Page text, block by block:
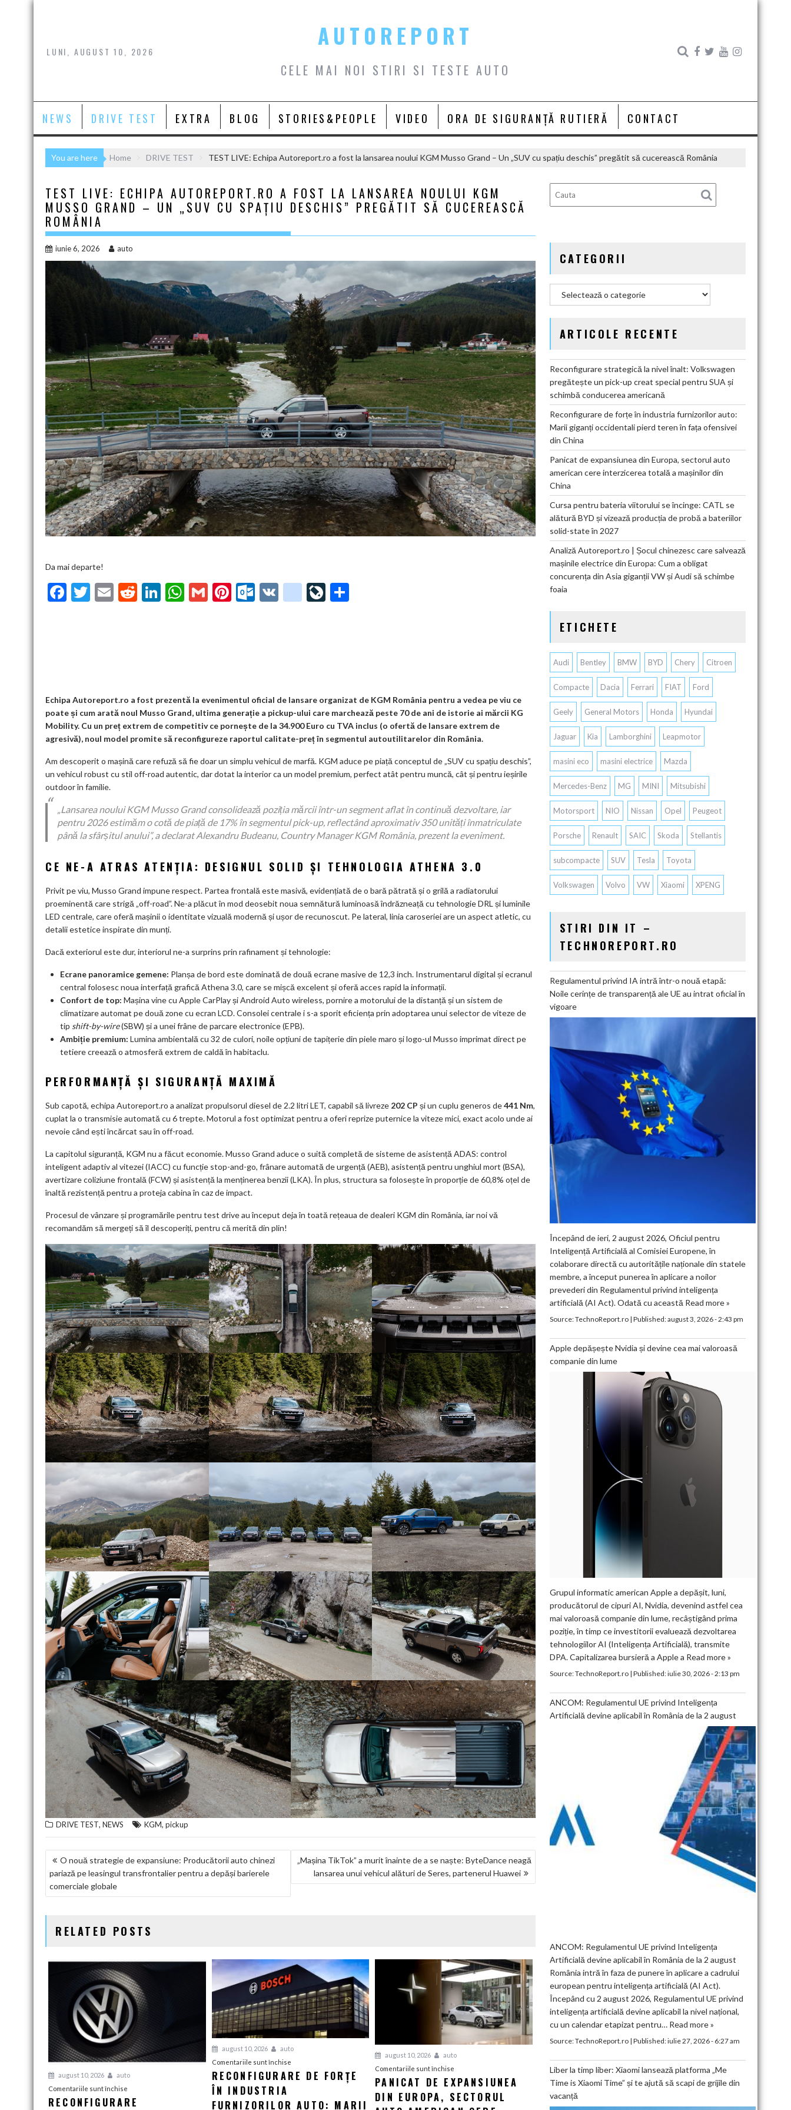
Skip
LUNI, AUGUST 10, 2026
AUTOREPORT
CELE MAI NOI STIRI SI TESTE AUTO
NEWS DRIVE TEST EXTRA BLOG STORIES&PEOPLE VIDEO ORA DE SIGURANȚĂ RUTIERĂ CONTACT
You are here Home DRIVE TEST TEST LIVE: Echipa Autoreport.ro a fost la lansarea noului KGM Musso Grand – Un „SUV cu spațiu deschis” pregătit să cucerească România
TEST LIVE: ECHIPA AUTOREPORT.RO A FOST LA LANSAREA NOULUI KGM
MUSSO GRAND – UN „SUV CU SPAȚIU DESCHIS” PREGĂTIT SĂ CUCEREASCĂ
ROMÂNIA
iunie 6, 2026 auto
Da mai departe!
F
k
T
E
R
Li W
p
G
Pi O
m
g
o
o
k
m
ar
ks
Li
Echipa Autoreport.ro a fost prezentă la evenimentul oficial de lansare organizat de KGM România pentru a vedea pe viu ce
poate și cum arată noul Musso Grand, ultima generație a pickup-ului care marchează peste 70 de ani de istorie ai mărcii KG
Mobility. Cu un preț extrem de competitiv ce pornește de la 34.900 Euro cu TVA inclus (o ofertă de lansare extrem de
agresivă), noul model promite să reconfigureze raportul calitate-preț în segmentul autoutilitarelor din România.
Am descoperit o mașină care refuză să fie doar un simplu vehicul de marfă. KGM aduce pe piață conceptul de „SUV cu spațiu deschis”,
un vehicul robust cu stil off-road autentic, dar dotat la interior ca un model premium, perfect atât pentru muncă, cât și pentru ieșirile
outdoor în familie.
„Lansarea noului KGM Musso Grand consolidează poziția mărcii într-un segment aflat în continuă dezvoltare, iar
pentru 2026 estimăm o cotă de piață de 17% în segmentul pick-up, reflectând aproximativ 350 unități înmatriculate
până la sfârșitul anului”, a declarat Alexandru Budeanu, Country Manager KGM România, prezent la eveniment.
CE NE-A ATRAS ATENȚIA: DESIGNUL SOLID ȘI TEHNOLOGIA ATHENA 3.0
Privit pe viu, Musso Grand impune respect. Partea frontală este masivă, evidențiată de o bară pătrată și o grilă a radiatorului
proeminentă care strigă „off-road”. Ne-a plăcut în mod deosebit noua semnătură luminoasă îndrăzneață cu tehnologie DRL și luminile
LED centrale, care oferă mașinii o identitate vizuală modernă și ușor de recunoscut. Pe lateral, linia caroseriei are un aspect atletic, cu
detalii estetice inspirate din munți.
Dacă exteriorul este dur, interiorul ne-a surprins prin rafinament și tehnologie:
Ecrane panoramice gemene: Planșa de bord este dominată de două ecrane masive de 12,3 inch. Instrumentarul digital și ecranul
central folosesc noua interfață grafică Athena 3.0, care se mișcă excelent și oferă acces rapid la informații.
Confort de top: Mașina vine cu Apple CarPlay și Android Auto wireless, pornire a motorului de la distanță și un sistem de
climatizare automat pe două zone cu ecran LCD. Consolei centrale i s-a sporit eficiența prin adoptarea unui selector de viteze de
tip shift-by-wire(SBW) și a unei frâne de parcare electronice (EPB).
Ambiție premium: Lumina ambientală cu 32 de culori, noile opțiuni de tapițerie din piele maro și logo-ul Musso imprimat direct pe
tetiere creează o atmosferă extrem de caldă în habitaclu.
PERFORMANȚĂ ȘI SIGURANȚĂ MAXIMĂ
Sub capotă, echipa Autoreport.ro a analizat propulsorul diesel de 2.2 litri LET, capabil să livreze 202 CP și un cuplu generos de441 Nm,
cuplat la o transmisie automată cu 6 trepte. Motorul a fost optimizat pentru a oferi reprize puternice la viteze mici, exact acolo unde ai
nevoie când ești încărcat sau în off-road.
La capitolul siguranță, KGM nu a făcut economie. Musso Grand aduce o suită completă de sisteme de asistență ADAS: control
inteligent adaptiv al vitezei (IACC) cu funcție stop-and-go, frânare automată de urgență (AEB), asistență pentru unghiul mort (BSA),
avertizare coliziune frontală (FCW) și asistență la menținerea benzii (LKA). În plus, structura sa folosește în proporție de 60,8% oțel de
înaltă rezistență pentru a proteja cabina în caz de impact.
Procesul de vânzare și programările pentru test drive au început deja în toată rețeaua de dealeri KGM din România, iar noi vă
recomandăm să mergeți să îl descoperiți, pentru că merită din plin!
DRIVE TEST, NEWS KGM, pickup
NAVIGARE
ÎN
ARTICOLE
O nouă strategie de expansiune: Producătorii auto chinezi
pariază pe leasingul transfrontalier pentru a depăși barierele
comerciale globale
„Mașina TikTok” a murit înainte de a se naște: ByteDance neagă
lansarea unui vehicul alături de Seres, partenerul Huawei
RELATED POSTS
august 10, 2026
auto
Comentariile sunt închise
Reconfigurare
RECONFIGURARE
august 10, 2026
auto
Comentariile sunt închisepentru
Reconfigurare
forțe
RECONFIGURARE DE FORȚE
ÎN INDUSTRIA
FURNIZORILOR AUTO: MARII
august 10, 2026
auto
Comentariile sunt închise
Panicat
de
expansiunea
PANICAT DE EXPANSIUNEA
DIN EUROPA, SECTORUL
CATEGORII
ARTICOLE RECENTE
Reconfigurare strategică la nivel înalt: Volkswagen
pregătește un pick-up creat special pentru SUA și
schimbă conducerea americană
Reconfigurare de forțe în industria furnizorilor auto:
Marii giganți occidentali pierd teren în fața ofensivei
din China
Panicat de expansiunea din Europa, sectorul auto
american cere interzicerea totală a mașinilor din
China
Cursa pentru bateria viitorului se încinge: CATL se
alătură BYD și vizează producția de probă a bateriilor
solid-state în 2027
Analiză Autoreport.ro | Șocul chinezesc care salvează
mașinile electrice din Europa: Cum a obligat
concurența din Asia giganții VW și Audi să schimbe
foaia
ETICHETE
Audi Bentley BMW BYD Chery Citroen
Compacte Dacia Ferrari FIAT Ford
Geely General Motors Honda Hyundai
Jaguar Kia Lamborghini Leapmotor
masini eco masini electrice Mazda
Mercedes-Benz MG MINI Mitsubishi
Motorsport NIO Nissan Opel Peugeot
Porsche Renault SAIC Skoda Stellantis
subcompacte SUV Tesla Toyota
Volkswagen Volvo VW Xiaomi XPENG
STIRI DIN IT –
TECHNOREPORT.RO
Regulamentul privind IA intră într-o nouă etapă:
Noile cerințe de transparență ale UE au intrat oficial în
vigoare
Începând de ieri, 2 august 2026, Oficiul pentru
Inteligență Artificială al Comisiei Europene, în
colaborare directă cu autoritățile naționale din statele
membre, a început punerea în aplicare a noilor
prevederi din Regulamentul privind inteligența
artificială (AI Act). Odată cu această Read more »
Source:TechnoReport.ro| Published:august 3, 2026 - 2:43 pm
Apple depășește Nvidia și devine cea mai valoroasă
companie din lume
Grupul informatic american Apple a depășit, luni,
producătorul de cipuri AI, Nvidia, devenind astfel cea
mai valoroasă companie din lume, recâștigând prima
poziție, în timp ce investitorii evaluează dezvoltarea
tehnologiilor AI (Inteligența Artificială), transmite
DPA. Capitalizarea bursieră a Apple a Read more »
Source:TechnoReport.ro| Published:iulie 30, 2026 - 2:13 pm
ANCOM: Regulamentul UE privind Inteligența
Artificială devine aplicabil în România de la 2 august
ANCOM: Regulamentul UE privind Inteligența
Artificială devine aplicabil în România de la 2 august
România intră în faza de punere în aplicare a cadrului
european pentru inteligența artificială (AI Act).
Începând cu 2 august 2026, Regulamentul UE privind
inteligența artificială devine aplicabil la nivel național,
cu un calendar etapizat pentru… Read more »
Source:TechnoReport.ro| Published:iulie 27, 2026 - 6:27 am
Liber la timp liber: Xiaomi lansează platforma „Me
Time is Xiaomi Time” și te ajută să scapi de grijile din
vacanță